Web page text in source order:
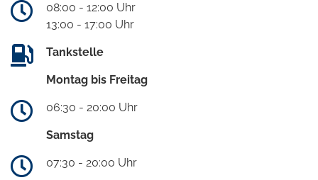
08:00 - 12:00 Uhr
13:00 - 17:00 Uhr
Tankstelle
Montag bis Freitag
06:30 - 20:00 Uhr
Samstag
07:30 - 20:00 Uhr